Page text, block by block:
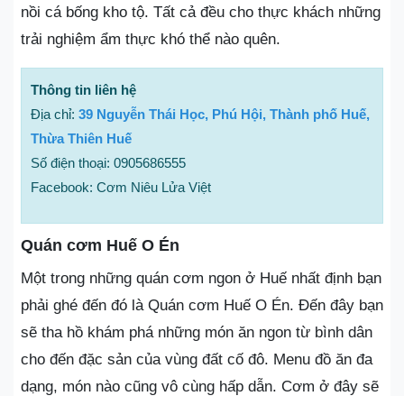
nồi cá bống kho tộ. Tất cả đều cho thực khách những
trải nghiệm ẩm thực khó thể nào quên.
Thông tin liên hệ
Địa chỉ: 39 Nguyễn Thái Học, Phú Hội, Thành phố Huế,
Thừa Thiên Huế
Số điện thoại: 0905686555
Facebook: Cơm Niêu Lửa Việt
Quán cơm Huế O Én
Một trong những quán cơm ngon ở Huế nhất định bạn
phải ghé đến đó là Quán cơm Huế O Én. Đến đây bạn
sẽ tha hồ khám phá những món ăn ngon từ bình dân
cho đến đặc sản của vùng đất cố đô. Menu đồ ăn đa
dạng, món nào cũng vô cùng hấp dẫn. Cơm ở đây sẽ